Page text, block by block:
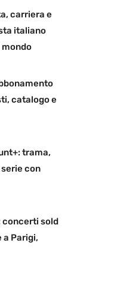
carriera e
italiano
catalogo e
trama,
con
concerti sold
a Parigi,